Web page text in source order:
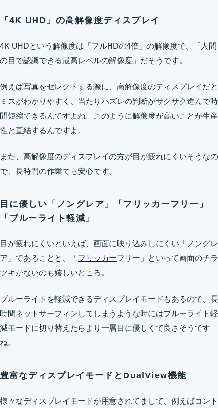
「4K UHD」の高解像度ディスプレイ
4K UHDという解像度は「フルHDの4倍」の解像度で、「人間
の目で認識できる最高レベルの解像度」だそうです。
例えば写真をセレクトする際に、高解像度のディスプレイだと
ミスがわかりやすく、当たりハズレの判断がサクサク進んで時
間短縮できるんですよね。このように解像度が高いことが生産
性と直結するんですよ。
また、高解像度のディスプレイの方が目が疲れにくいそうなの
で、長時間の作業でも安心です。
目に優しい「ノングレア」「フリッカーフリー」
「ブルーライト軽減」
目が疲れにくいといえば、画面に映り込みしにくい「ノングレ
ア」であることと、「 フリッカーフリー」といって画面のチラ
ツキがないのも嬉しいところ。
ブルーライトを軽減できるディスプレイモードもあるので、長
時間ネットサーフィンしてしまうような時にはブルーライト軽
減モードに切り替えたらより一層目に優しくて良さそうです
ね。
豊富なディスプレイモードとDualView機能
様々なディスプレイモードが用意されてまして、例えばコント